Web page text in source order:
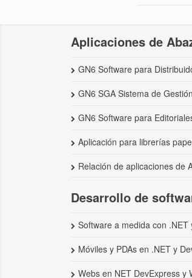
Aplicaciones de
GN6 Software para
GN6 SGA Sistema de
GN6 Software para
Aplicación para librerías
Relación de aplicaciones de
Desarrollo de
Software a medida con .NET
Móviles y PDAs en .NET y
Webs en NET DevExpress y